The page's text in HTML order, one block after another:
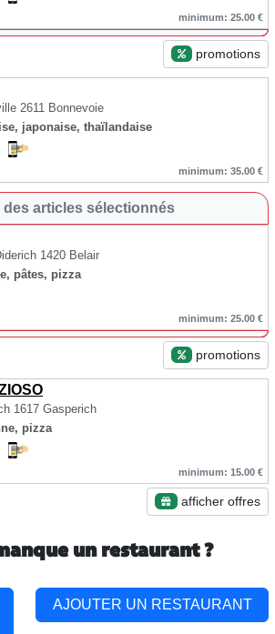
minimum: 25.00 €
promotions
2611 Bonnevoie
japonaise, thaïlandaise
minimum: 35.00 €
des articles sélectionnés
1420 Belair
pâtes, pizza
minimum: 25.00 €
promotions
1617 Gasperich
pizza
minimum: 15.00 €
afficher offres
un restaurant ?
AJOUTER UN RESTAURANT